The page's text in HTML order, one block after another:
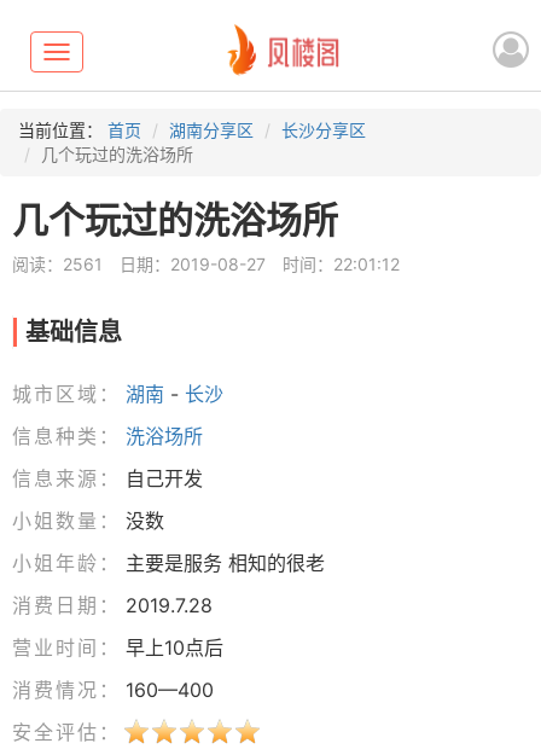
Toggle
navigation
当前位置： 首页 湖南分享区
长沙分享区
几个玩过的洗浴场所
几个玩过的洗浴场所
阅读：2561 日期：2019-08-27 时间：22:01:12
基础信息
城市区域： 湖南 - 长沙
信息种类：
洗浴场所
信息来源：
自己开发
小姐数量：
没数
小姐年龄：
主要是服务 相知的很老
消费日期：
2019.7.28
营业时间：
早上10点后
消费情况：
160—400
安全评估：